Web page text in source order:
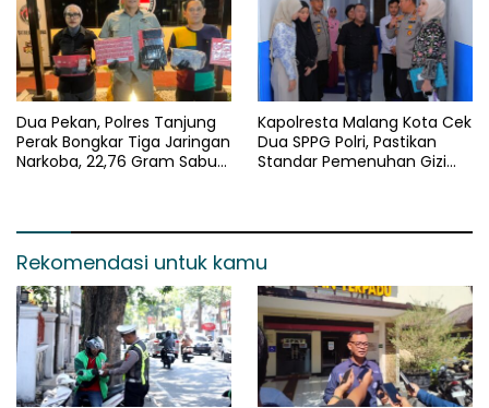
Dua Pekan, Polres Tanjung
Perak Bongkar Tiga Jaringan
Narkoba, 22,76 Gram Sabu
Kapolresta Malang Kota Cek
Dua SPPG Polri, Pastikan
Standar Pemenuhan Gizi
Rekomendasi untuk kamu